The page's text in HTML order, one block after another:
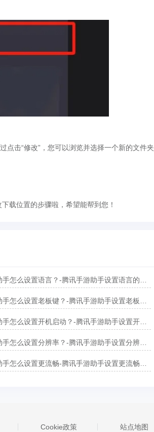
点击“修改”，您可以浏览并选择一个新的文件
载位置的步骤啦，希望能帮到您！
Cookie政策 站点地图